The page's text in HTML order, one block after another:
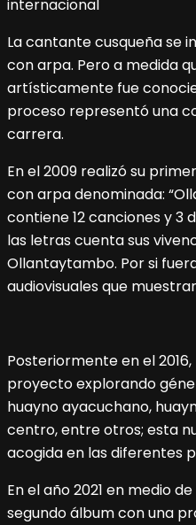
internacional
La cantante cusqueña se
con arpa. Pero a medida
artísticamente fue
proceso representó una
carrera.
En el 2009 realizó su
con arpa denominada:
contiene 12 canciones y 3
las letras cuenta sus
Ollantaytambo. Por si
audiovisuales que
Posteriormente en el
proyecto explorando
huayno ayacuchano,
centro, entre otros; esta
acogida en las diferentes
En el año 2021 en medio
segundo álbum con una